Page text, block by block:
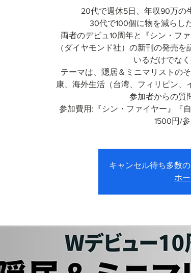
20代で週休5日、年収90万の
30代で100個に物を減らし
両者のデビュ10周年と『シン・フ
（ダイヤモンド社）の新刊の発売
いるだけでな
テーマは、隠居＆ミニマリストの
康、海外生活（台湾、フィリピン、
参加者からの質
参加費用:『シン・ファイヤー』『
1500円/
キャンセル待ち多数
ホ